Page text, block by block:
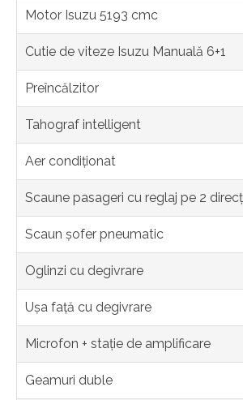
Motor Isuzu 5193 cmc
Cutie de viteze Isuzu Manuală 6+1
Preîncălzitor
Tahograf intelligent
Aer condiționat
Scaune pasageri cu reglaj pe 2
Scaun șofer pneumatic
Oglinzi cu degivrare
Ușa față cu degivrare
Microfon + stație de amplificare
Geamuri duble